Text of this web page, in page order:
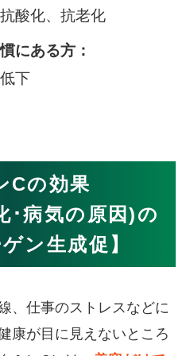
抗酸化、抗老化
にある方：
下
Cの効果
･病気の原因)の
ン生成促】
、仕事のストレスなどに
康が目に見えないところ